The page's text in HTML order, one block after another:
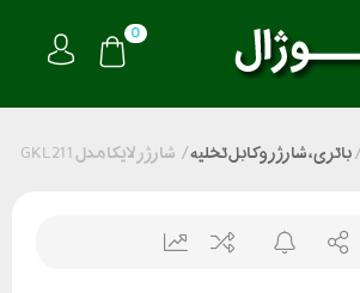
0
/باتری ، شارژر و کابل تخلیه/ شارژر لایکا مدل GKL 211